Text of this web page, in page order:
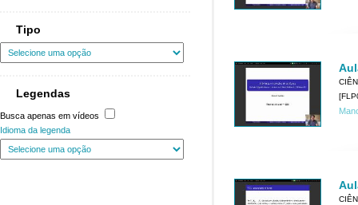
Tipo
Legendas
Busca apenas em vídeos
Idioma da legenda